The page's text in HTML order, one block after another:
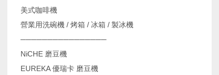
美式咖啡機
營業用洗碗機 / 烤箱 / 冰箱 / 製冰機
────────────────
NiCHE 磨豆機
EUREKA 優瑞卡 磨豆機